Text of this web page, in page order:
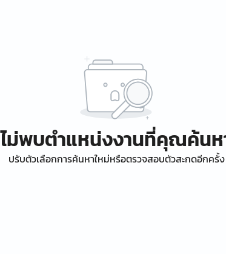
ไม่พบตำแหน่งงานที่คุณค้นห
ปรับตัวเลือกการค้นหาใหม่หรือตรวจสอบตัวสะกดอีกครั้ง